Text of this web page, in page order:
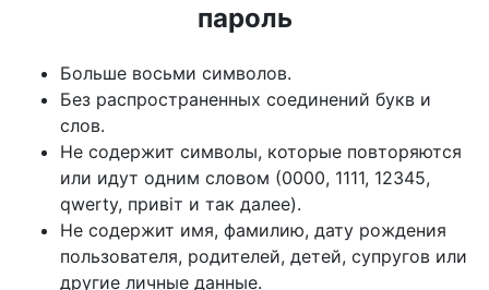
пароль
Больше восьми символов.
Без распространенных соединений букв и
слов.
Не содержит символы, которые повторяются
или идут одним словом (0000, 1111, 12345,
qwerty, привіт и так далее).
Не содержит имя, фамилию, дату рождения
пользователя, родителей, детей, супругов или
другие личные данные.